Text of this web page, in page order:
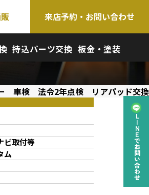
来店予約・お問い合わせ
持込パーツ交換 板金・塗装
LINEでお問い合わせ
車検 法令2年点検 リアパッド交換
ビ取付等
ム